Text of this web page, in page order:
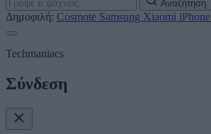
Αναζήτηση
Δημοφιλή: Cosmote Samsung Xiaomi iPhone
Techmaniacs
Σύνδεση